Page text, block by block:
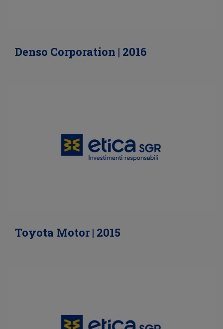
Denso Corporation | 2016
Toyota Motor | 2015